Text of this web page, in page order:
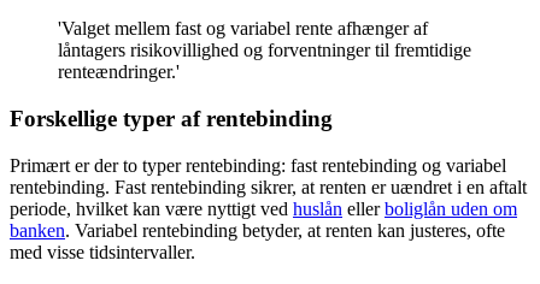
'Valget mellem fast og variabel rente afhænger af
låntagers risikovillighed og forventninger til fremtidige
renteændringer.'
Forskellige typer af rentebinding
Primært er der to typer rentebinding: fast rentebinding og variabel
rentebinding. Fast rentebinding sikrer, at renten er uændret i en aftalt
periode, hvilket kan være nyttigt ved huslån ellerboliglån uden om
banken. Variabel rentebinding betyder, at renten kan justeres, ofte
med visse tidsintervaller.